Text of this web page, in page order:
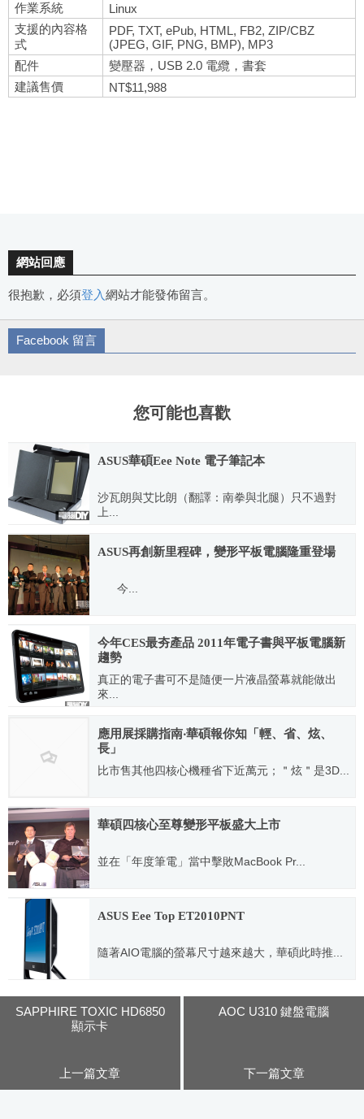
作業系統
Linux
支援的內容格
式
PDF, TXT, ePub, HTML, FB2, ZIP/CBZ
(JPEG, GIF, PNG, BMP), MP3
配件
變壓器，USB 2.0 電纜，書套
建議售價
NT$11,988
網站回應
很抱歉，必須登入網站才能發佈留言。
Facebook 留言
您可能也喜歡
ASUS華碩Eee Note 電子筆記本
沙瓦朗與艾比朗（翻譯：南拳與北腿）只不過對
上...
2011.02.15
ASUS再創新里程碑，變形平板電腦隆重登場
今...
今年CES最夯產品 2011年電子書與平板電腦新
趨勢
真正的電子書可不是隨便一片液晶螢幕就能做出
來...
應用展採購指南‧華碩報你知「輕、省、炫、
長」
比市售其他四核心機種省下近萬元；＂炫＂是3D...
2010.08.12
華碩四核心至尊變形平板盛大上市
並在「年度筆電」當中擊敗MacBook Pr...
2011.12.01
ASUS Eee Top ET2010PNT
隨著AIO電腦的螢幕尺寸越來越大，華碩此時推...
SAPPHIRE TOXIC HD6850
顯示卡
上一篇文章
AOC U310 鍵盤電腦
下一篇文章